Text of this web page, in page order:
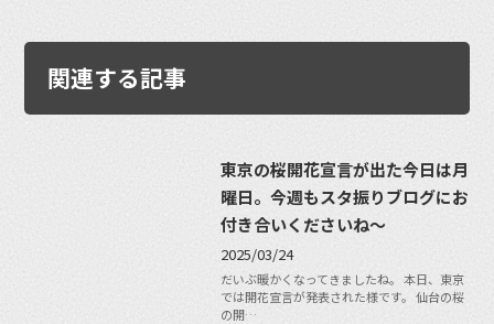
関連する記事
東京の桜開花宣言が出た今日は月
曜日。今週もスタ振りブログにお
付き合いくださいね〜
2025/03/24
だいぶ暖かくなってきましたね。 本日、東京
では開花宣言が発表された様です。 仙台の桜
の開…